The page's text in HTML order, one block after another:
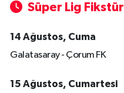
Süper Lig Fikstür
14 Ağustos, Cuma
Galatasaray - Çorum FK
15 Ağustos, Cumartesi